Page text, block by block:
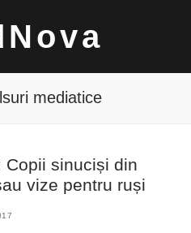
mediatice
Copii sinuciși din
vize pentru ruși